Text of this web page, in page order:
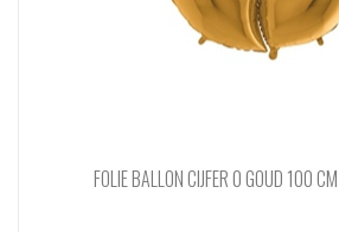
FOLIE BALLON CIJFER 0 GOUD 100 CM